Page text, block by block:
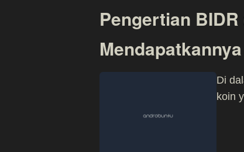
Pengertian
Mendapatkannya
Di
koin